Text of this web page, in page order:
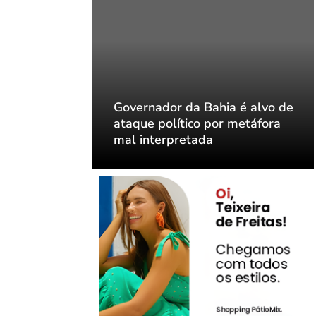
Governador da Bahia é alvo de
ataque político por metáfora
mal interpretada